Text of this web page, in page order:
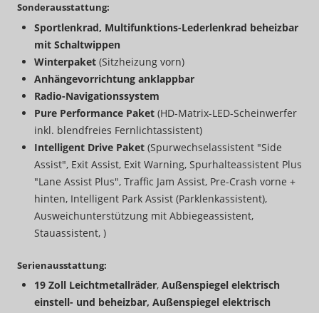
Sonderausstattung:
Sportlenkrad, Multifunktions-Lederlenkrad beheizbar
mit Schaltwippen
Winterpaket (Sitzheizung vorn)
Anhängevorrichtung anklappbar
Radio-Navigationssystem
Pure Performance Paket (HD-Matrix-LED-Scheinwerfer
inkl. blendfreies Fernlichtassistent)
Intelligent Drive Paket (Spurwechselassistent "Side
Assist", Exit Assist, Exit Warning, Spurhalteassistent Plus
"Lane Assist Plus", Traffic Jam Assist, Pre-Crash vorne +
hinten, Intelligent Park Assist (Parklenkassistent),
Ausweichunterstützung mit Abbiegeassistent,
Stauassistent, )
Serienausstattung:
19 Zoll Leichtmetallräder, Außenspiegel elektrisch
einstell- und beheizbar, Außenspiegel elektrisch